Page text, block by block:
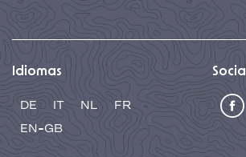
Idiomas
DE IT NL
FR
EN-GB
Social